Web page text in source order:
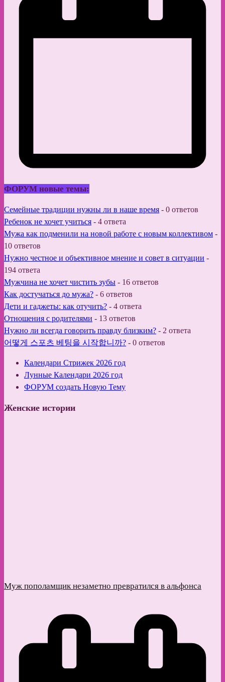
ФОРУМ новые темы:
Семейные традиции нужны ли в наше время - 0 ответов
Ребенок не хочет учиться - 4 ответа
Мужа как подменили на новой работе с новым коллективом -
10 ответов
Нужно честное и объективное мнение и совет в ситуации -
194 ответа
Мужчина не хочет чистить зубы - 16 ответов
Как достучаться до мужа? - 6 ответов
Дети и гаджеты: как отучить? - 4 ответа
Отношения с родителями - 13 ответов
Нужно ли всегда говорить правду близким? - 2 ответа
어떻게 스포츠 베팅을 시작합니까? - 0 ответов
Календари Стрижек 2026 год
Лунные Календари 2026 год
ФОРУМ создать Новую Тему
Женские истории
Муж пополамщик незаметно превратился в альфонса